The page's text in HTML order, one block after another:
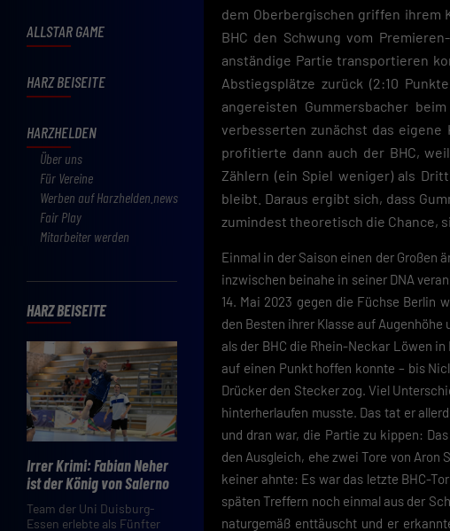
ALLSTAR GAME
HARZ BEISEITE
HARZHELDEN
Über uns
Für Vereine
Werben auf Harzhelden.news
Fair Play
Mitarbeiter werden
HARZ BEISEITE
Irrer Krimi: Fabian Neher
ist der König von Salerno
Team der Uni Duisburg-
Essen erlebte als Fünfter
dem Oberbergischen griffen ihrem
BHC den Schwung vom
anständige Partie transportieren
Abstiegsplätze zurück (2:10
angereisten Gummersbacher
verbesserten zunächst das eigene
profitierte dann auch der BHC,
Zählern (ein Spiel weniger) als
bleibt. Daraus ergibt sich, dass
zumindest theoretisch die Chance,
Einmal in der Saison einen der Großen
inzwischen beinahe in seiner DNA
14. Mai 2023 gegen die Füchse Berlin
den Besten ihrer Klasse auf
als der BHC die Rhein-Neckar Löwen
auf einen Punkt hoffen konnte – bis
Drücker den Stecker zog. Viel
hinterherlaufen musste. Das tat er
und dran war, die Partie zu kippen:
den Ausgleich, ehe zwei Tore von Aron
keiner ahnte: Es war das letzte BHC-
späten Treffern noch einmal aus der
naturgemäß enttäuscht und er